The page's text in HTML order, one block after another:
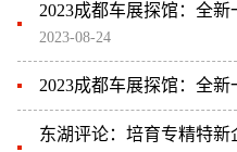
2023成都车展探馆：全新
2023-08-24
2023成都车展探馆：全新
东湖评论：培育专精特